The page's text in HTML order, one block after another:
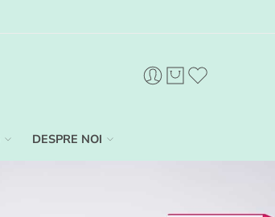
DESPRE NOI